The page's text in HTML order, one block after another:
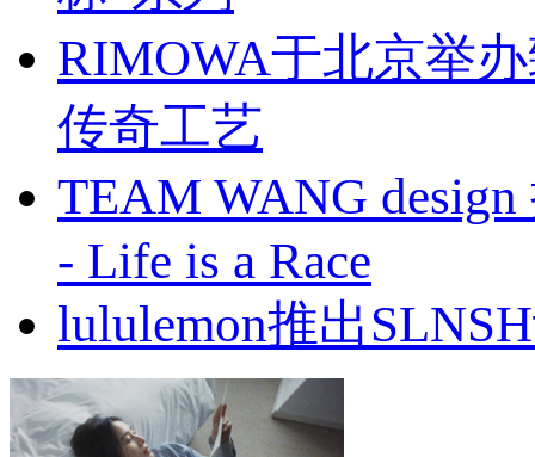
RIMOWA于北京举
传奇工艺
TEAM WANG
- Life is a Race
lululemon推出